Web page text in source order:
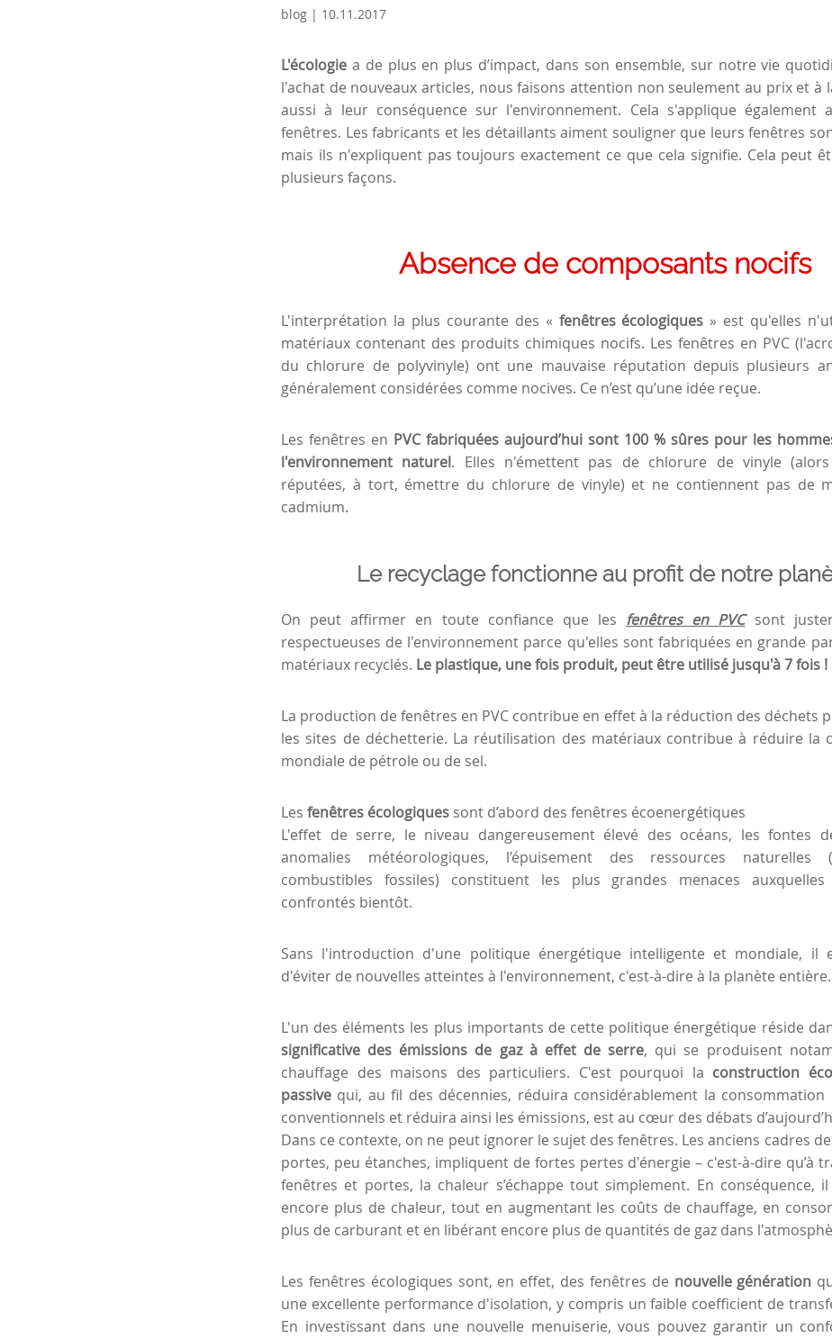
blog | 10.11.2017
L'écologie a de plus en plus d’impact, dans son ensemble, sur notre vie
l'achat de nouveaux articles, nous faisons attention non seulement au prix et à
aussi à leur conséquence sur l'environnement. Cela s'applique également
fenêtres. Les fabricants et les détaillants aiment souligner que leurs fenêtres
mais ils n'expliquent pas toujours exactement ce que cela signifie. Cela peut
plusieurs façons.
Absence de composants nocifs
L'interprétation la plus courante des « fenêtres écologiques » est qu'elles
matériaux contenant des produits chimiques nocifs. Les fenêtres en PVC
du chlorure de polyvinyle) ont une mauvaise réputation depuis plusieurs
généralement considérées comme nocives. Ce n’est qu’une idée reçue.
Les fenêtres en PVC fabriquées aujourd’hui sont 100 % sûres pour les
l'environnement naturel. Elles n'émettent pas de chlorure de vinyle (alors
réputées, à tort, émettre du chlorure de vinyle) et ne contiennent pas de
cadmium.
Le recyclage fonctionne au profit de notre
On peut affirmer en toute confiance que les fenêtres en PVCsont
respectueuses de l'environnement parce qu'elles sont fabriquées en grande
matériaux recyclés. Le plastique, une fois produit, peut être utilisé jusqu'à 7 fois !
La production de fenêtres en PVC contribue en effet à la réduction des déchets
les sites de déchetterie. La réutilisation des matériaux contribue à réduire la
mondiale de pétrole ou de sel.
Les fenêtres écologiques sont d’abord des fenêtres écoenergétiques
L'effet de serre, le niveau dangereusement élevé des océans, les fontes
anomalies météorologiques, l’épuisement des ressources naturelles
combustibles fossiles) constituent les plus grandes menaces
confrontés bientôt.
Sans l'introduction d'une politique énergétique intelligente et mondiale, il
d'éviter de nouvelles atteintes à l'environnement, c'est-à-dire à la planète entière.
L'un des éléments les plus importants de cette politique énergétique réside
significative des émissions de gaz à effet de serre, qui se produisent
chauffage des maisons des particuliers. C'est pourquoi la construction
passive qui, au fil des décennies, réduira considérablement la consommation
conventionnels et réduira ainsi les émissions, est au cœur des débats
Dans ce contexte, on ne peut ignorer le sujet des fenêtres. Les anciens cadres
portes, peu étanches, impliquent de fortes pertes d'énergie – c'est-à-dire qu’à
fenêtres et portes, la chaleur s’échappe tout simplement. En conséquence,
encore plus de chaleur, tout en augmentant les coûts de chauffage, en
plus de carburant et en libérant encore plus de quantités de gaz dans
Les fenêtres écologiques sont, en effet, des fenêtres de nouvelle génération
une excellente performance d'isolation, y compris un faible coefficient de
En investissant dans une nouvelle menuiserie, vous pouvez garantir un